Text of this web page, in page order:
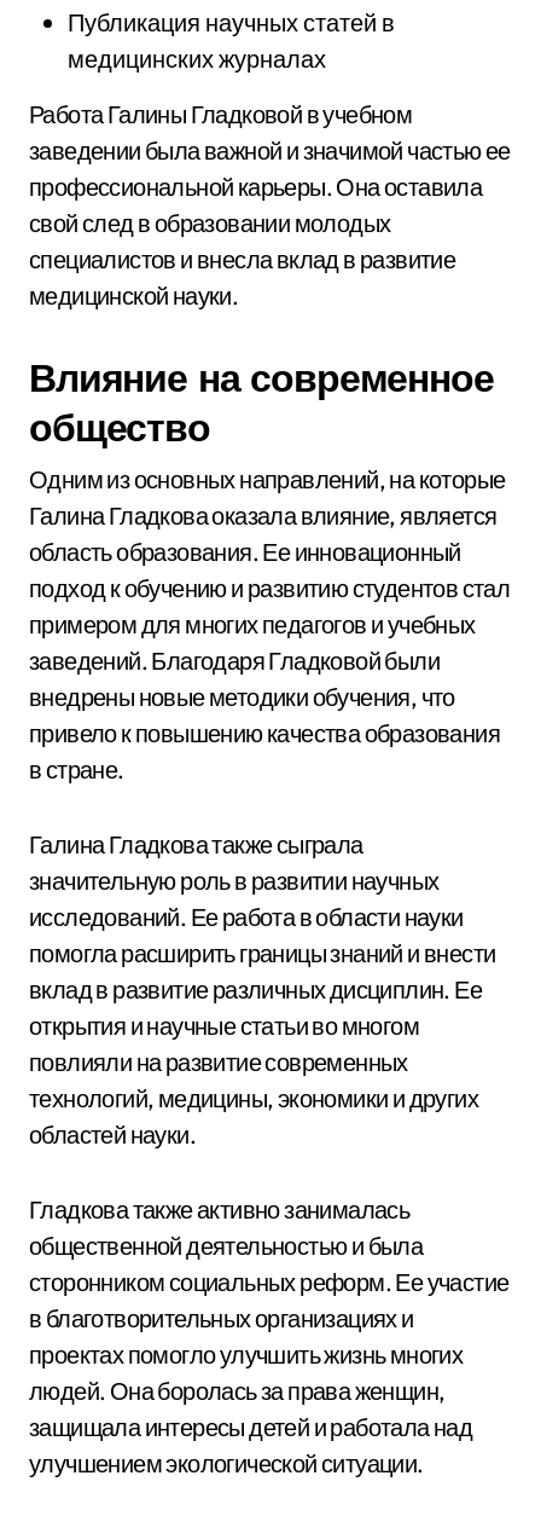
Публикация научных статей в
медицинских журналах
Работа Галины Гладковой в учебном
заведении была важной и значимой частью ее
профессиональной карьеры. Она оставила
свой след в образовании молодых
специалистов и внесла вклад в развитие
медицинской науки.
Влияние на современное
общество
Одним из основных направлений, на которые
Галина Гладкова оказала влияние, является
область образования. Ее инновационный
подход к обучению и развитию студентов стал
примером для многих педагогов и учебных
заведений. Благодаря Гладковой были
внедрены новые методики обучения, что
привело к повышению качества образования
в стране.
Галина Гладкова также сыграла
значительную роль в развитии научных
исследований. Ее работа в области науки
помогла расширить границы знаний и внести
вклад в развитие различных дисциплин. Ее
открытия и научные статьи во многом
повлияли на развитие современных
технологий, медицины, экономики и других
областей науки.
Гладкова также активно занималась
общественной деятельностью и была
сторонником социальных реформ. Ее участие
в благотворительных организациях и
проектах помогло улучшить жизнь многих
людей. Она боролась за права женщин,
защищала интересы детей и работала над
улучшением экологической ситуации.